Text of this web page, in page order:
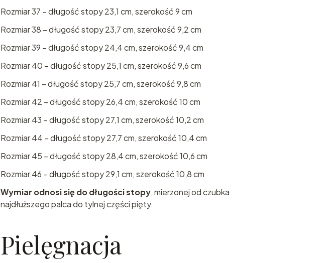
Rozmiar 37 – długość stopy 23,1 cm, szerokość 9 cm
Rozmiar 38 – długość stopy 23,7 cm, szerokość 9,2 cm
Rozmiar 39 – długość stopy 24,4 cm, szerokość 9,4 cm
Rozmiar 40 – długość stopy 25,1 cm, szerokość 9,6 cm
Rozmiar 41 – długość stopy 25,7 cm, szerokość 9,8 cm
Rozmiar 42 – długość stopy 26,4 cm, szerokość 10 cm
Rozmiar 43 – długość stopy 27,1 cm, szerokość 10,2 cm
Rozmiar 44 – długość stopy 27,7 cm, szerokość 10,4 cm
Rozmiar 45 – długość stopy 28,4 cm, szerokość 10,6 cm
Rozmiar 46 – długość stopy 29,1 cm, szerokość 10,8 cm
Wymiar odnosi się do długości stopy, mierzonej od czubka
najdłuższego palca do tylnej części pięty.
Pielęgnacja